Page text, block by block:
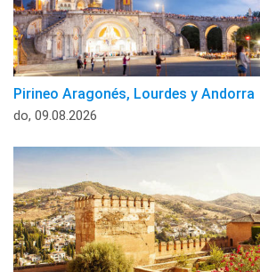
Pirineo Aragonés, Lourdes y Andorra
do, 09.08.2026